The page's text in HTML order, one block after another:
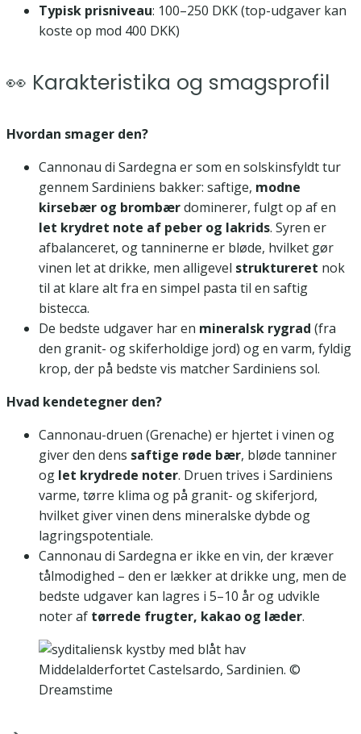
Typisk prisniveau: 100–250 DKK (top-udgaver kan
koste op mod 400 DKK)
👀 Karakteristika og smagsprofil
Hvordan smager den?
Cannonau di Sardegna er som en solskinsfyldt tur
gennem Sardiniens bakker: saftige, modne
kirsebær og brombærdominerer, fulgt op af en
let krydret note af peber og lakrids. Syren er
afbalanceret, og tanninerne er bløde, hvilket gør
vinen let at drikke, men alligevel struktureret nok
til at klare alt fra en simpel pasta til en saftig
bistecca.
De bedste udgaver har en mineralsk rygrad (fra
den granit- og skiferholdige jord) og en varm, fyldig
krop, der på bedste vis matcher Sardiniens sol.
Hvad kendetegner den?
Cannonau-druen (Grenache) er hjertet i vinen og
giver den dens saftige røde bær, bløde tanniner
og let krydrede noter. Druen trives i Sardiniens
varme, tørre klima og på granit- og skiferjord,
hvilket giver vinen dens mineralske dybde og
lagringspotentiale.
Cannonau di Sardegna er ikke en vin, der kræver
tålmodighed – den er lækker at drikke ung, men de
bedste udgaver kan lagres i 5–10 år og udvikle
noter af tørrede frugter, kakao og læder.
Middelalderfortet Castelsardo, Sardinien. ©
Dreamstime